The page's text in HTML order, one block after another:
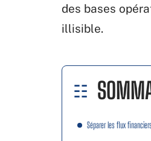
des bases
illisible.
Séparer les flux